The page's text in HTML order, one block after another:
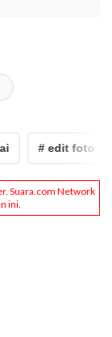
# edit foto